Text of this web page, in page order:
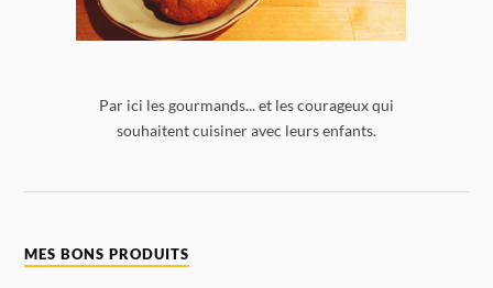
Par ici les gourmands... et les courageux qui
souhaitent cuisiner avec leurs enfants.
MES BONS PRODUITS